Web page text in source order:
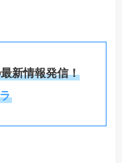
新情報発信！